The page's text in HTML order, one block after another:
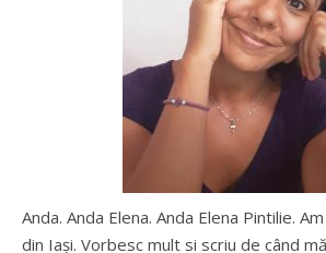
Anda. Anda Elena. Anda Elena Pintilie.
din Iaşi. Vorbesc mult si scriu de când